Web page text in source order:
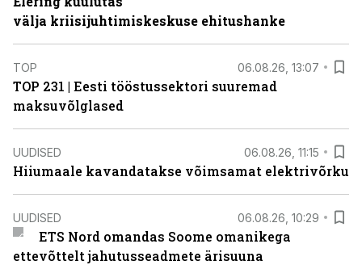
välja kriisijuhtimiskeskuse ehitushanke
TOP 06.08.26, 13:07
TOP 231 | Eesti tööstussektori suuremad
maksuvõlglased
UUDISED 06.08.26, 11:15
Hiiumaale kavandatakse võimsamat elektrivõrku
UUDISED 06.08.26, 10:29
ETS Nord omandas Soome omanikega
ettevõttelt jahutusseadmete ärisuuna